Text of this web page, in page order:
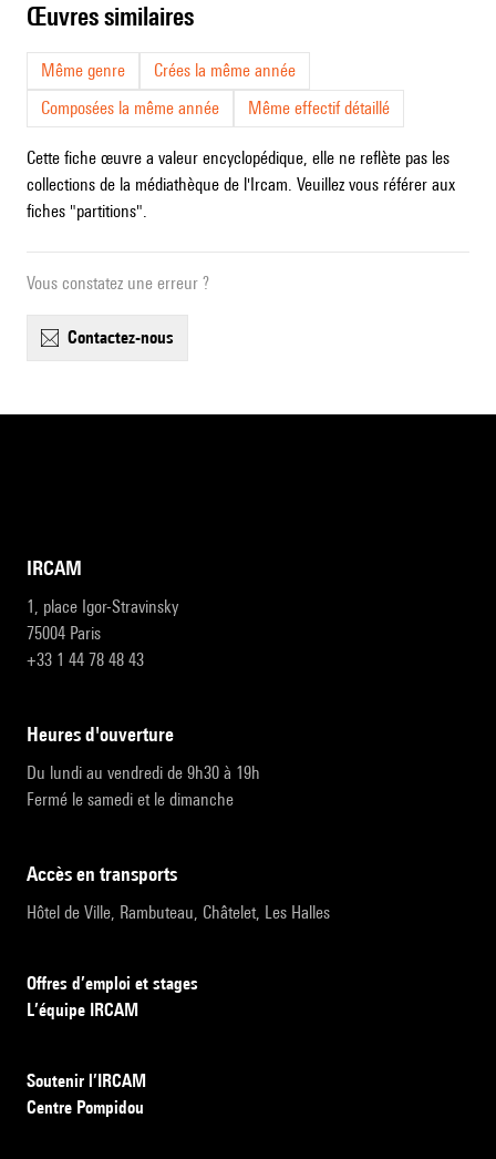
œuvres similaires
Même genre
Crées la même année
Composées la même année
Même effectif détaillé
Cette fiche œuvre a valeur encyclopédique, elle ne reflète pas les
collections de la médiathèque de l'Ircam. Veuillez vous référer aux
fiches "partitions".
Vous constatez une erreur ?
contactez-nous
IRCAM
1, place Igor-Stravinsky
75004 Paris
+33 1 44 78 48 43
heures d'ouverture
Du lundi au vendredi de 9h30 à 19h
Fermé le samedi et le dimanche
accès en transports
Hôtel de Ville, Rambuteau, Châtelet, Les Halles
Offres d’emploi et stages
L’équipe IRCAM
Soutenir l’IRCAM
Centre Pompidou